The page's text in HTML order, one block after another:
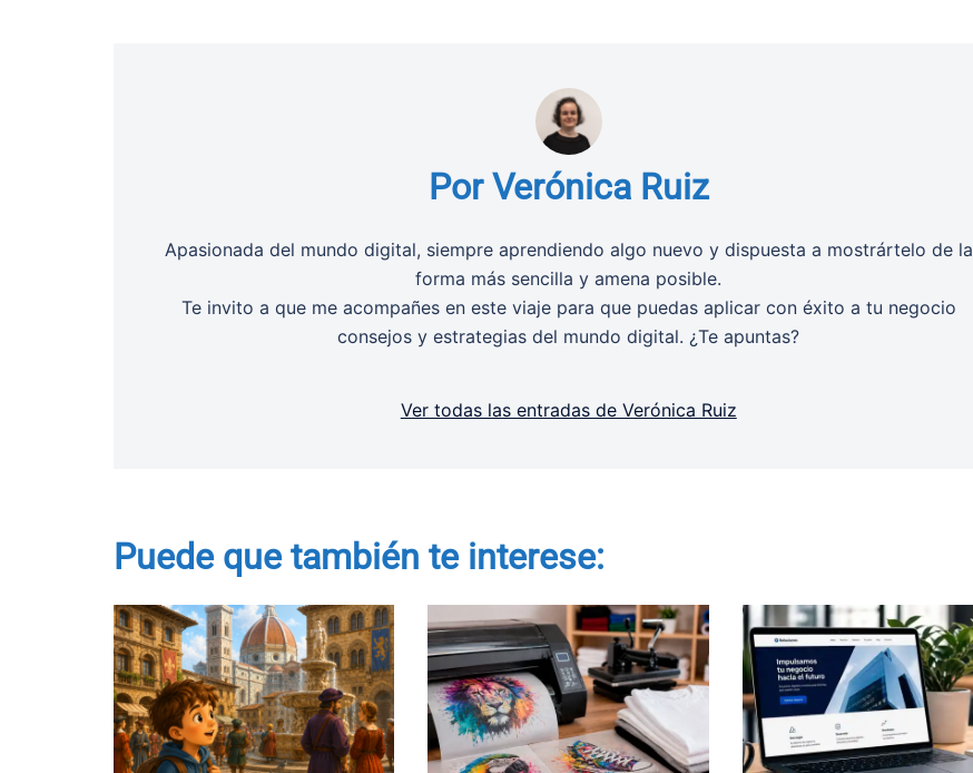
Por Verónica Ruiz
Apasionada del mundo digital, siempre aprendiendo algo nuevo y dispuesta a mostrártelo de la
forma más sencilla y amena posible.
Te invito a que me acompañes en este viaje para que puedas aplicar con éxito a tu negocio
consejos y estrategias del mundo digital. ¿Te apuntas?
Ver todas las entradas de Verónica Ruiz
Puede que también te interese: